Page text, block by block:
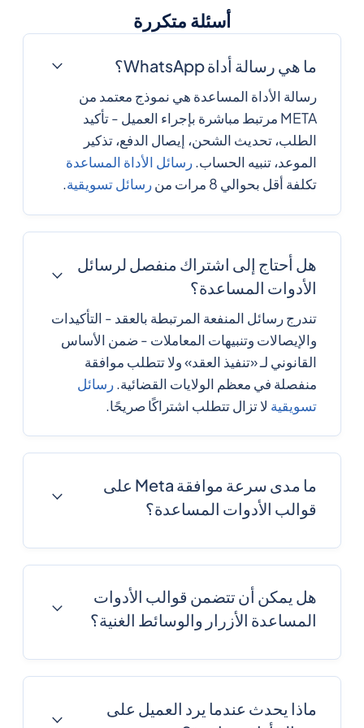
أسئلة متكررة
ما هي رسالة أداة WhatsApp؟
رسالة الأداة المساعدة هي نموذج معتمد من
META مرتبط مباشرة بإجراء العميل - تأكيد
الطلب، تحديث الشحن، إيصال الدفع، تذكير
الموعد، تنبيه الحساب.رسائل الأداة المساعدة
تكلفة أقل بحوالي 8 مرات من
رسائل تسويقية.
هل أحتاج إلى اشتراك منفصل لرسائل
الأدوات المساعدة؟
تندرج رسائل المنفعة المرتبطة بالعقد - التأكيدات
والإيصالات وتنبيهات المعاملات - ضمن الأساس
القانوني لـ «تنفيذ العقد» ولا تتطلب موافقة
منفصلة في معظم الولايات القضائية.رسائل
تسويقية لا تزال تتطلب اشتراكًا صريحًا.
ما مدى سرعة موافقة Meta على
قوالب الأدوات المساعدة؟
المساعدة في غضون 1-4 ساعات باستخدام
مركز
في مرحلة ما قبل الفحص. تتم الموافقة
بشكل أسرع على النماذج التي لا تحتوي على
متغيرات وذات هدف واضح للمعاملات والأنماط
هل يمكن أن تتضمن قوالب الأدوات
المساعدة الأزرار والوسائط الغنية؟
السريع وأزرار الحث على اتخاذ إجراء والصور
تكلف الأزرار التي تفتح محادثة نافذة الخدمة أي
ماذا يحدث عندما يرد العميل على